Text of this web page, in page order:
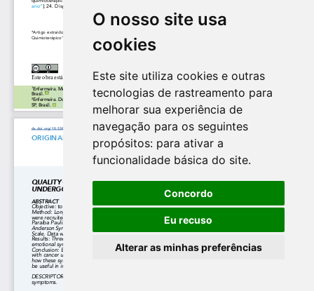
O nosso site usa
cookies
Este site utiliza cookies e outras
tecnologias de rastreamento para
melhorar sua experiência de
navegação para os seguintes
propósitos: para ativar a
funcionalidade básica do site.
Concordo
Eu recuso
Alterar as minhas preferências